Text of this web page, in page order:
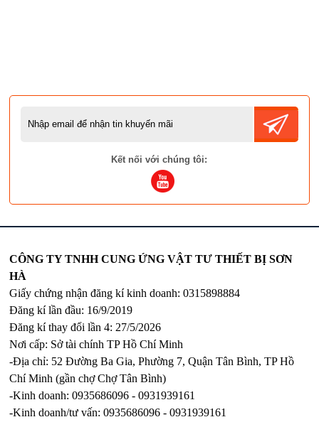
Kết nối với chúng tôi:
CÔNG TY TNHH CUNG ỨNG VẬT TƯ THIẾT BỊ SƠN
HÀ
Giấy chứng nhận đăng kí kinh doanh: 0315898884
Đăng kí lần đầu: 16/9/2019
Đăng kí thay đổi lần 4: 27/5/2026
Nơi cấp: Sở tài chính TP Hồ Chí Minh
-Địa chỉ: 52 Đường Ba Gia, Phường 7, Quận Tân Bình, TP Hồ
Chí Minh (gần chợ Chợ Tân Bình)
-Kinh doanh: 0935686096 - 0931939161
-Kinh doanh/tư vấn: 0935686096 - 0931939161